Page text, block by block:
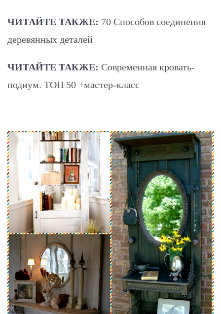
ЧИТАЙТЕ ТАКЖЕ: 70 Способов соединения
деревянных деталей
ЧИТАЙТЕ ТАКЖЕ: Современная кровать-
подиум. ТОП 50 +мастер-класс